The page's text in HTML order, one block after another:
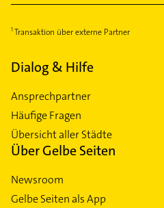
Transaktion über externe Partner
Dialog & Hilfe
Ansprechpartner
Häufige Fragen
Übersicht aller Städte
Über Gelbe Seiten
Newsroom
Gelbe Seiten als App